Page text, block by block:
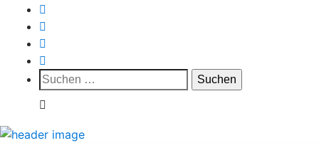
Suchen
nach: